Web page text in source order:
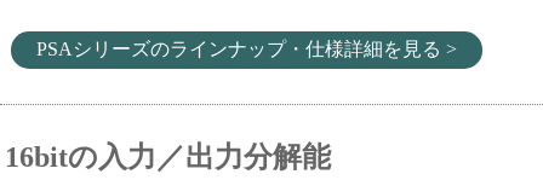
PSAシリーズのラインナップ・仕様詳細を見る >
16bitの入力／出力分解能